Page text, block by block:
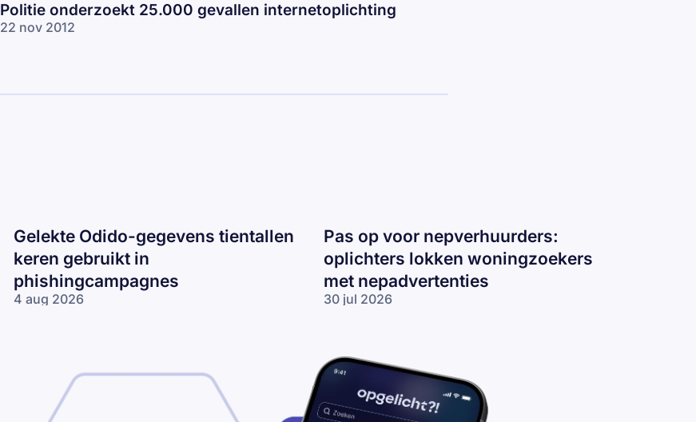
Politie onderzoekt 25.000 gevallen internetoplichting
22 nov 2012
Gelekte Odido-gegevens tientallen
keren gebruikt in
phishingcampagnes
4 aug 2026
Pas op voor nepverhuurders:
oplichters lokken woningzoekers
met nepadvertenties
30 jul 2026
lokken
woningzoekers
nepadvertenties